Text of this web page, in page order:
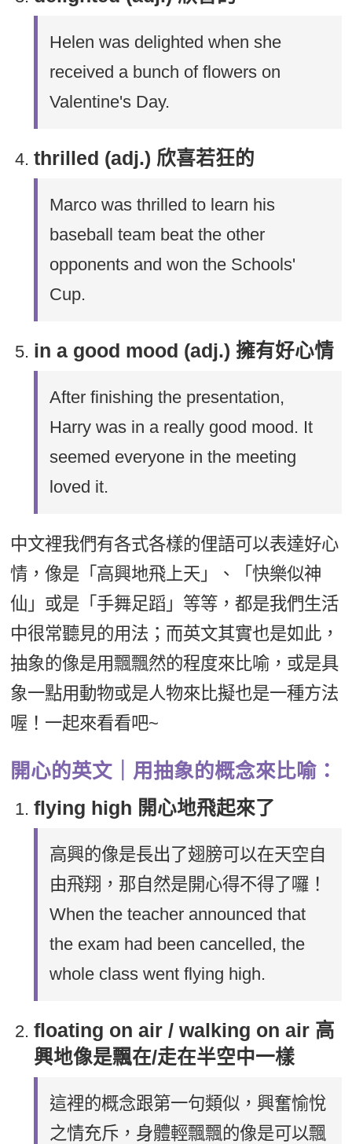
Helen was delighted when she
received a bunch of flowers on
Valentine's Day.
thrilled (adj.) 欣喜若狂的
Marco was thrilled to learn his
baseball team beat the other
opponents and won the Schools'
Cup.
in a good mood (adj.) 擁有好心情
After finishing the presentation,
Harry was in a really good mood. It
seemed everyone in the meeting
loved it.
中文裡我們有各式各樣的俚語可以表達好心
情，像是「高興地飛上天」、「快樂似神
仙」或是「手舞足蹈」等等，都是我們生活
中很常聽見的用法；而英文其實也是如此，
抽象的像是用飄飄然的程度來比喻，或是具
象一點用動物或是人物來比擬也是一種方法
喔！一起來看看吧~
開心的英文｜用抽象的概念來比喻：
flying high 開心地飛起來了
高興的像是長出了翅膀可以在天空自
由飛翔，那自然是開心得不得了囉！
When the teacher announced that
the exam had been cancelled, the
whole class went flying high.
floating on air / walking on air 高
興地像是飄在/走在半空中一樣
這裡的概念跟第一句類似，興奮愉悅
之情充斥，身體輕飄飄的像是可以飄